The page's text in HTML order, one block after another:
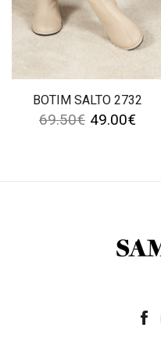
BOTIM SALTO 2732
69.50€ 49.00€